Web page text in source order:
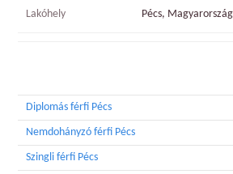
Lakóhely Pécs, Magyarország
Diplomás férfi Pécs
Nemdohányzó férfi Pécs
Szingli férfi Pécs